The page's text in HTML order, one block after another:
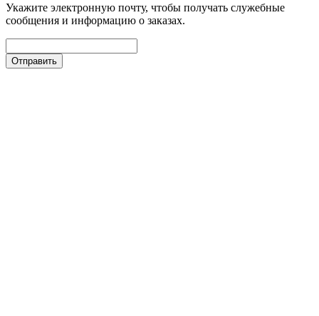
Укажите электронную почту, чтобы получать служебные
сообщения и информацию о заказах.
Отправить